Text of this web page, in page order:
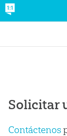
Solicitar
Contáctenos